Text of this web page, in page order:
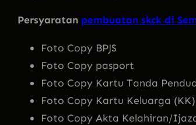
Persyaratan pembuatan skck di
Foto Copy BPJS
Foto Copy pasport
Foto Copy Kartu Tanda
Foto Copy Kartu Keluarga
Foto Copy Akta Kelahiran/